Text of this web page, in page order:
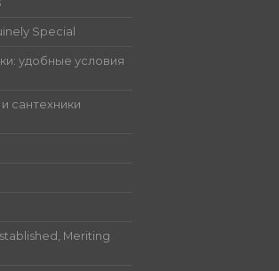
Special
удобные условия
сантехники
Meriting